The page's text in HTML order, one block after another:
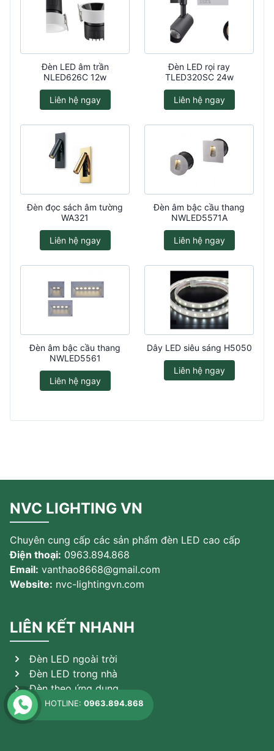
Đèn LED âm trần
NLED626C 12w
Liên hệ ngay
Đèn LED rọi ray
TLED320SC 24w
Liên hệ ngay
Đèn đọc sách âm tường
WA321
Liên hệ ngay
Đèn âm bậc cầu thang
NWLED5571A
Liên hệ ngay
Đèn âm bậc cầu thang
NWLED5561
Liên hệ ngay
Dây LED siêu sáng H5050
Liên hệ ngay
NVC LIGHTING VN
Chuyên cung cấp các sản phẩm đèn LED cao cấp
Điện thoại: 0963.894.868
Email: vanthao8668@gmail.com
Website: nvc-lightingvn.com
LIÊN KẾT NHANH
Đèn LED ngoài trời
Đèn LED trong nhà
Đèn theo ứng dụng
Sản phẩm khác
HOTLINE:0963.894.868